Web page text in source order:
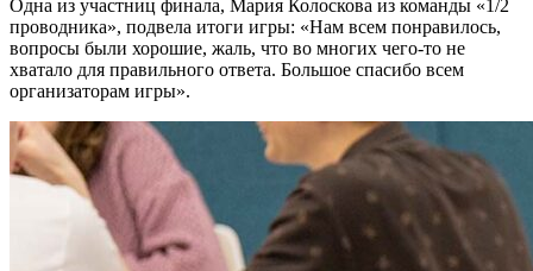
Одна из участниц финала, Мария Колоскова из команды «1/2
проводника», подвела итоги игры: «Нам всем понравилось,
вопросы были хорошие, жаль, что во многих чего-то не
хватало для правильного ответа. Большое спасибо всем
организаторам игры».